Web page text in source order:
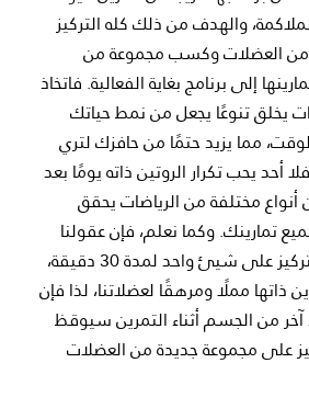
والهدف من ذلك كله التركيز
العضلات وكسب مجموعة من
إلى برنامج بغاية الفعالية. فاتخاذ
يخلق تنوعًا يجعل من نمط حياتك
مما يزيد حتمًا من حافزك لتري
أحد يحب تكرار الروتين ذاته يومًا بعد
أنواع مختلفة من الرياضات يحقق
تمارينك. وكما نعلم، فإن عقولنا
وأجسادنا تتعب بعد التركيز على شيئ واحد لمدة 30 دقيقة،
ذاتها مملًا ومرهقًا لعضلاتنا، لذا فإن
آخر من الجسم أثناء التمرين سيوقظ
على مجموعة جديدة من العضلات